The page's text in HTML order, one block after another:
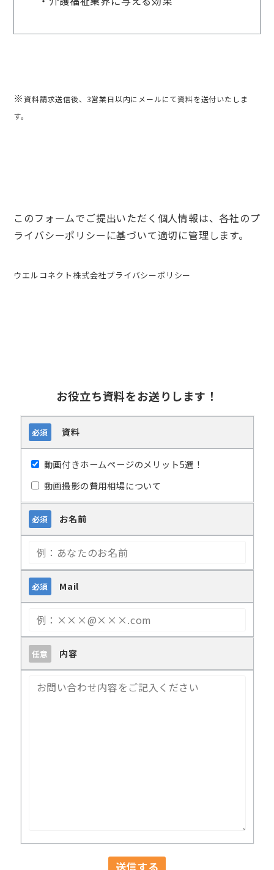
※資料請求送信後、3営業日以内にメールにて資料を送付いたしま
す。
このフォームでご提出いただく個人情報は、各社のプ
ライバシーポリシーに基づいて適切に管理します。
ウエルコネクト株式会社プライバシーポリシー
お役立ち資料をお送りします！
必須 資料
動画付きホームページのメリット5選！
動画撮影の費用相場について
必須 お名前
必須 Mail
任意 内容